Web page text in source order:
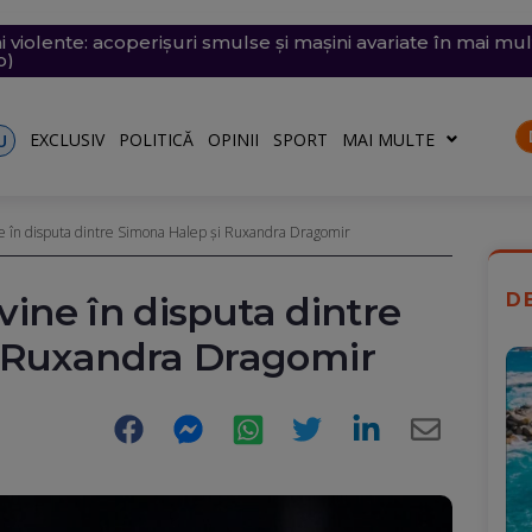
acoperișuri smulse și mașini avariate în mai
săptămâna viitoare. Accesul se va face în etape. Iată ce
pe o stâncă de pe Transfăgărășan mesajul de
pe care abia o pornise acum câteva zile
extreme: 39 de grade la umbră, vijelii de 90 km/h
EXCLUSIV POLITICĂ OPINII SPORT MAI MULTE
în disputa dintre Simona Halep și Ruxandra Dragomir
în disputa dintre
Dragomir
Facebook Messenger WhatsApp Twitter LinkedIn